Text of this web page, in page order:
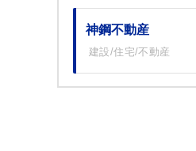
神鋼不動産
建設/住宅/不動産